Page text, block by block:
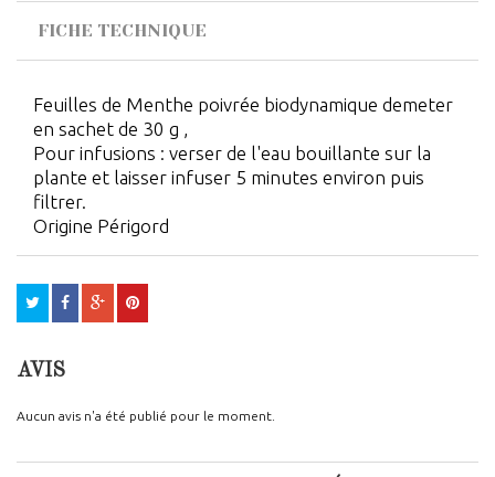
FICHE TECHNIQUE
Feuilles de Menthe poivrée biodynamique demeter
en sachet de 30 g ,
Pour infusions : verser de l'eau bouillante sur la
plante et laisser infuser 5 minutes environ puis
filtrer.
Origine Périgord
AVIS
Aucun avis n'a été publié pour le moment.